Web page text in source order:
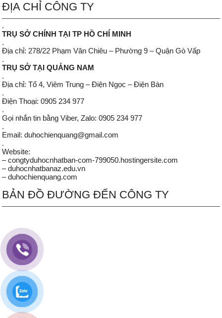
ĐỊA CHỈ CÔNG TY
.
TRỤ SỞ CHÍNH TẠI TP HỒ CHÍ MINH
.
Địa chỉ: 278/22 Phạm Văn Chiêu – Phường 9 – Quận Gò Vấp
.
TRỤ SỞ TẠI QUẢNG NAM
.
Địa chỉ: Tổ 4, Viêm Trung – Điện Ngọc – Điện Bàn
.
Điện Thoại: 0905 234 977
.
Gọi nhắn tin bằng Viber, Zalo: 0905 234 977
.
Email: duhochienquang@gmail.com
.
Website:
– congtyduhocnhatban-com-799050.hostingersite.com
– duhocnhatbanaz.edu.vn
– duhochienquang.com
BẢN ĐỒ ĐƯỜNG ĐẾN CÔNG TY